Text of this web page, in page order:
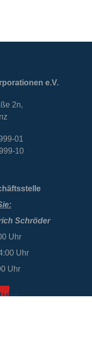
e.V.
2n,
01
10
Schröder
Uhr
Uhr
Uhr